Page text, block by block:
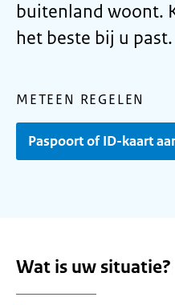
buitenland woont.
het beste bij u past.
METEEN REGELEN
Paspoort of ID-kaart
Wat is uw situatie?